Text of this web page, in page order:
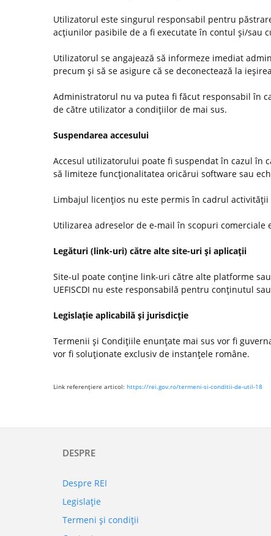
Utilizatorul este singurul responsabil pentru
acţiunilor pasibile de a fi executate în contul şi/sau
Utilizatorul se angajează să informeze imediat
precum şi să se asigure că se deconectează la
Administratorul nu va putea fi făcut responsabil în
de către utilizator a condiţiilor de mai sus.
Suspendarea accesului
Accesul utilizatorului poate fi suspendat în cazul în
să limiteze funcţionalitatea oricărui software sau
Limbajul licenţios nu este permis în cadrul
Utilizarea adreselor de e-mail în scopuri
Legături (link-uri) către alte site-uri şi aplicaţii
Site-ul poate conţine link-uri către alte platforme
UEFISCDI nu este responsabilă pentru conţinutul
Legislaţie aplicabilă şi jurisdicţie
Termenii şi Condiţiile enunţate mai sus vor fi
vor fi soluţionate exclusiv de instanţele române.
Link referenţiere articol: https://rei.gov.ro/termeni-si-conditii-de-util-18
DESPRE
Despre REI
Legislaţie
Termeni şi condiţii